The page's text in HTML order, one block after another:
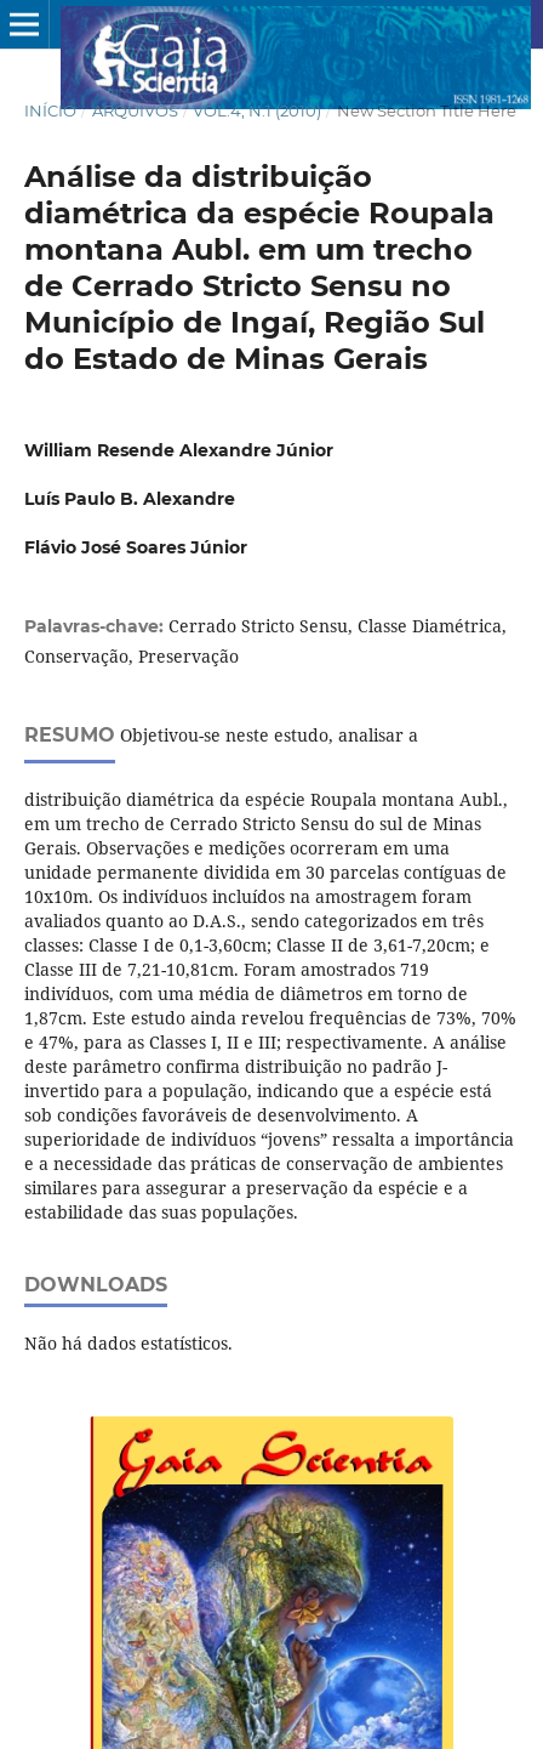
INÍCIO / ARQUIVOS / VOL.4, N.1 (2010) / New Section Title Here
Análise da distribuição
diamétrica da espécie Roupala
montana Aubl. em um trecho
de Cerrado Stricto Sensu no
Município de Ingaí, Região Sul
do Estado de Minas Gerais
William Resende Alexandre Júnior
Luís Paulo B. Alexandre
Flávio José Soares Júnior
Palavras-chave: Cerrado Stricto Sensu, Classe Diamétrica,
Conservação, Preservação
RESUMO Objetivou-se neste estudo, analisar a
distribuição diamétrica da espécie Roupala montana Aubl.,
em um trecho de Cerrado Stricto Sensu do sul de Minas
Gerais. Observações e medições ocorreram em uma
unidade permanente dividida em 30 parcelas contíguas de
10x10m. Os indivíduos incluídos na amostragem foram
avaliados quanto ao D.A.S., sendo categorizados em três
classes: Classe I de 0,1-3,60cm; Classe II de 3,61-7,20cm; e
Classe III de 7,21-10,81cm. Foram amostrados 719
indivíduos, com uma média de diâmetros em torno de
1,87cm. Este estudo ainda revelou frequências de 73%, 70%
e 47%, para as Classes I, II e III; respectivamente. A análise
deste parâmetro confirma distribuição no padrão J-
invertido para a população, indicando que a espécie está
sob condições favoráveis de desenvolvimento. A
superioridade de indivíduos “jovens” ressalta a importância
e a necessidade das práticas de conservação de ambientes
similares para assegurar a preservação da espécie e a
estabilidade das suas populações.
DOWNLOADS
Não há dados estatísticos.